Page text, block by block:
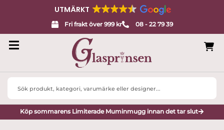
UTMÄRKT
Fri frakt över 999 kr 08 - 22 79 39
Search
Köp sommarens Limiterade Muminmugg innan det tar slut